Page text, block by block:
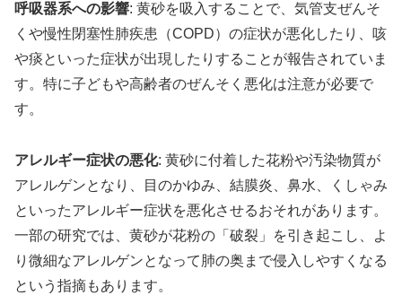
呼吸器系への影響: 黄砂を吸入することで、気管支ぜんそ
くや慢性閉塞性肺疾患（COPD）の症状が悪化したり、咳
や痰といった症状が出現したりすることが報告されていま
す。特に子どもや高齢者のぜんそく悪化は注意が必要で
す。
アレルギー症状の悪化: 黄砂に付着した花粉や汚染物質が
アレルゲンとなり、目のかゆみ、結膜炎、鼻水、くしゃみ
といったアレルギー症状を悪化させるおそれがあります。
一部の研究では、黄砂が花粉の「破裂」を引き起こし、よ
り微細なアレルゲンとなって肺の奥まで侵入しやすくなる
という指摘もあります。